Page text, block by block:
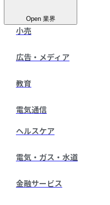
Open 業界
小売
広告・メディア
教育
電気通信
ヘルスケア
電気・ガス・水道
金融サービス